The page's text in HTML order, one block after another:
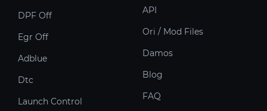
DPF Off
Egr Off
Adblue
Dtc
Launch Control
API
Ori / Mod Files
Damos
Blog
FAQ